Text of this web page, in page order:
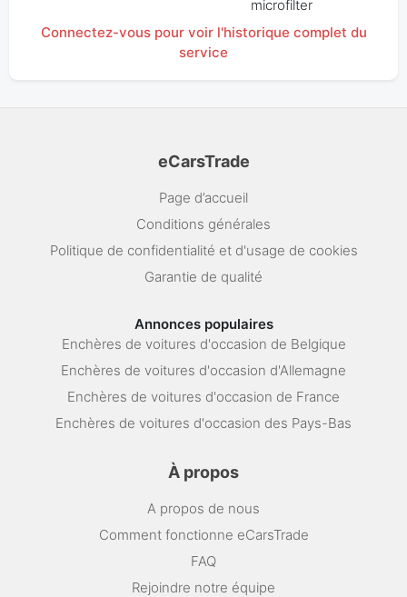
microfilter
Connectez-vous pour voir l'historique complet du
service
eCarsTrade
Page d’accueil
Conditions générales
Politique de confidentialité et d'usage de cookies
Garantie de qualité
Annonces populaires
Enchères de voitures d'occasion de Belgique
Enchères de voitures d'occasion d'Allemagne
Enchères de voitures d'occasion de France
Enchères de voitures d'occasion des Pays-Bas
À propos
A propos de nous
Comment fonctionne eCarsTrade
FAQ
Rejoindre notre équipe